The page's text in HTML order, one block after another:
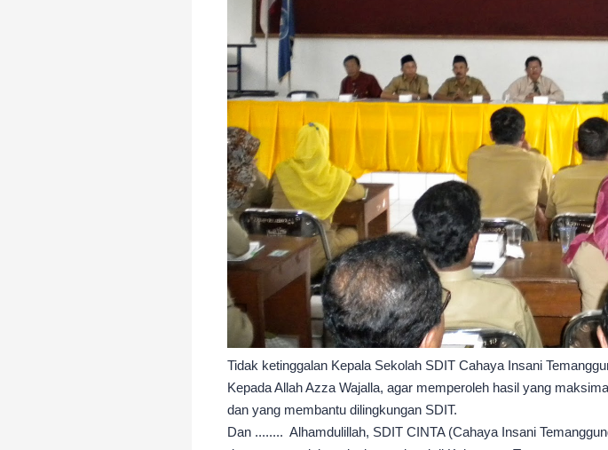
Tidak ketinggalan Kepala Sekolah SDIT Cahaya Insani
Kepada Allah Azza Wajalla, agar memperoleh hasil yang
dan yang membantu dilingkungan SDIT.
Dan ........ Alhamdulillah, SDIT CINTA (Cahaya Insani